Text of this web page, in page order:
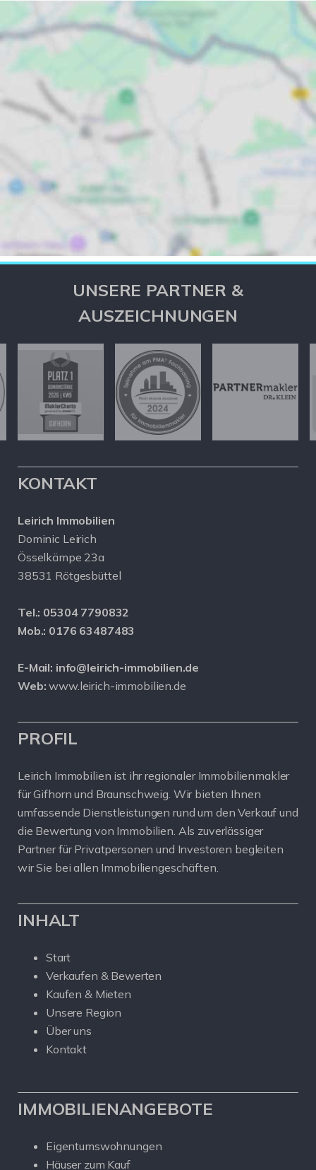
UNSERE PARTNER &
AUSZEICHNUNGEN
KONTAKT
Leirich Immobilien
Dominic Leirich
Össelkämpe 23a
38531 Rötgesbüttel
Tel.: 05304 7790832
Mob.: 0176 63487483
E-Mail: info@leirich-immobilien.de
Web: www.leirich-immobilien.de
PROFIL
Leirich Immobilien ist ihr regionaler Immobilienmakler
für Gifhorn und Braunschweig. Wir bieten Ihnen
umfassende Dienstleistungen rund um den Verkauf und
die Bewertung von Immobilien. Als zuverlässiger
Partner für Privatpersonen und Investoren begleiten
wir Sie bei allen Immobiliengeschäften.
INHALT
Start
Verkaufen & Bewerten
Kaufen & Mieten
Unsere Region
Über uns
Kontakt
IMMOBILIENANGEBOTE
Eigentumswohnungen
Häuser zum Kauf